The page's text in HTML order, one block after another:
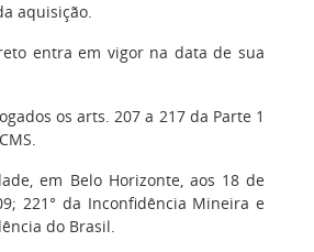
aquisição.
entra em vigor na data de sua
os arts. 207 a 217 da Parte 1
em Belo Horizonte, aos 18 de
221° da Inconfidência Mineira e
do Brasil.